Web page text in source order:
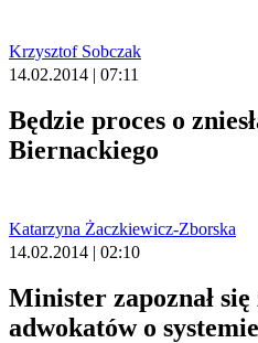
Krzysztof Sobczak
14.02.2014 | 07:11
Będzie proces o
Biernackiego
Katarzyna Żaczkiewicz-Zborska
14.02.2014 | 02:10
Minister zapoznał
adwokatów o